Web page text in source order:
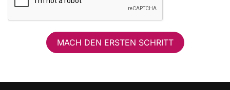
MACH DEN ERSTEN SCHRITT